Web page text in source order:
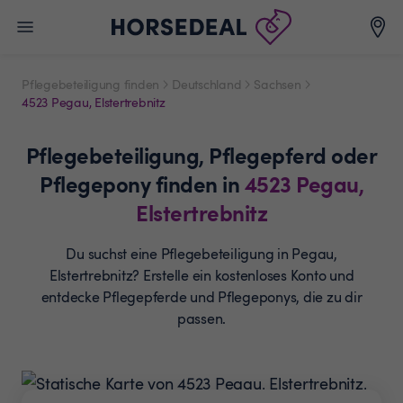
Pflegebeteiligung finden Deutschland
Sachsen
4523 Pegau, Elstertrebnitz
Pflegebeteiligung, Pflegepferd oder
Pflegeponyfinden in4523 Pegau,
Elstertrebnitz
Du suchst eine Pflegebeteiligung in Pegau,
Elstertrebnitz? Erstelle ein kostenloses Konto und
entdecke Pflegepferde und Pflegeponys, die zu dir
passen.